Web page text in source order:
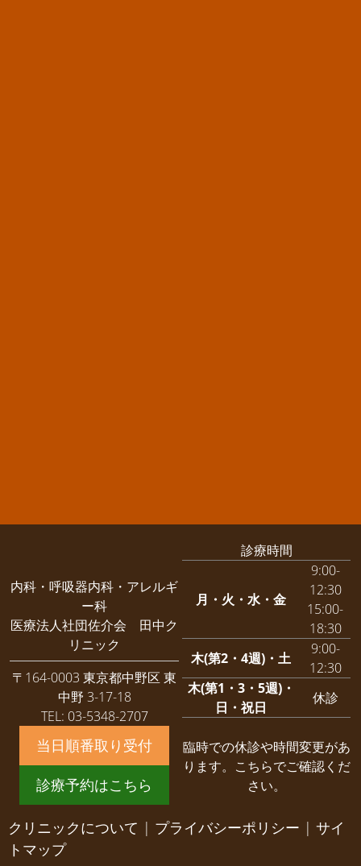
内科・呼吸器内科・アレルギ
ー科
医療法人社団佐介会 田中ク
リニック
〒164-0003 東京都中野区 東
中野 3-17-18
TEL: 03-5348-2707
当日順番取り受付
診療予約はこちら
診療時間
月・火・水・金
9:00-
12:30
15:00-
18:30
木(第2・4週)・土
9:00-
12:30
木(第1・3・5週)・
日・祝日
休診
臨時での休診や時間変更があ
ります。 こちらでご確認くだ
さい。
クリニックについて | プライバシーポリシー | サイ
トマップ